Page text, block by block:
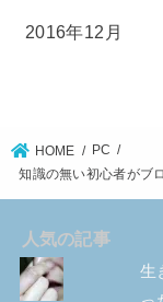
2016年12月
HOME
PC
知識の無い初心者がブ
人気の記事
生